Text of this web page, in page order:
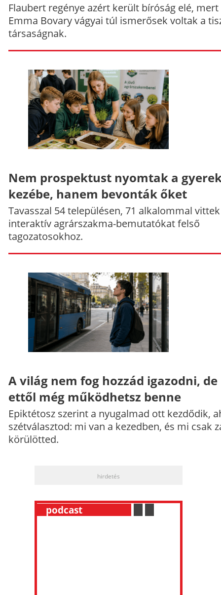
Flaubert regénye azért került bíróság elé, mert
Emma Bovary vágyai túl ismerősek voltak a
társaságnak.
Nem prospektust nyomtak a
kezébe, hanem bevonták őket
Tavasszal 54 településen, 71 alkalommal vittek
interaktív agrárszakma-bemutatókat felső
tagozatosokhoz.
A világ nem fog hozzád igazodni, de
ettől még működhetsz benne
Epiktétosz szerint a nyugalmad ott kezdődik,
szétválasztod: mi van a kezedben, és mi csak
körülötted.
hirdetés
podcast